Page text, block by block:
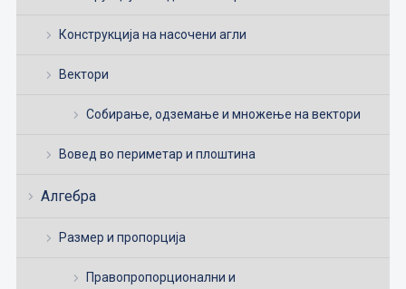
Конструкција на насочени агли
Вектори
Собирање, одземање и множење на вектори
Вовед во периметар и плоштина
Алгебра
Размер и пропорција
Правопропорционални и